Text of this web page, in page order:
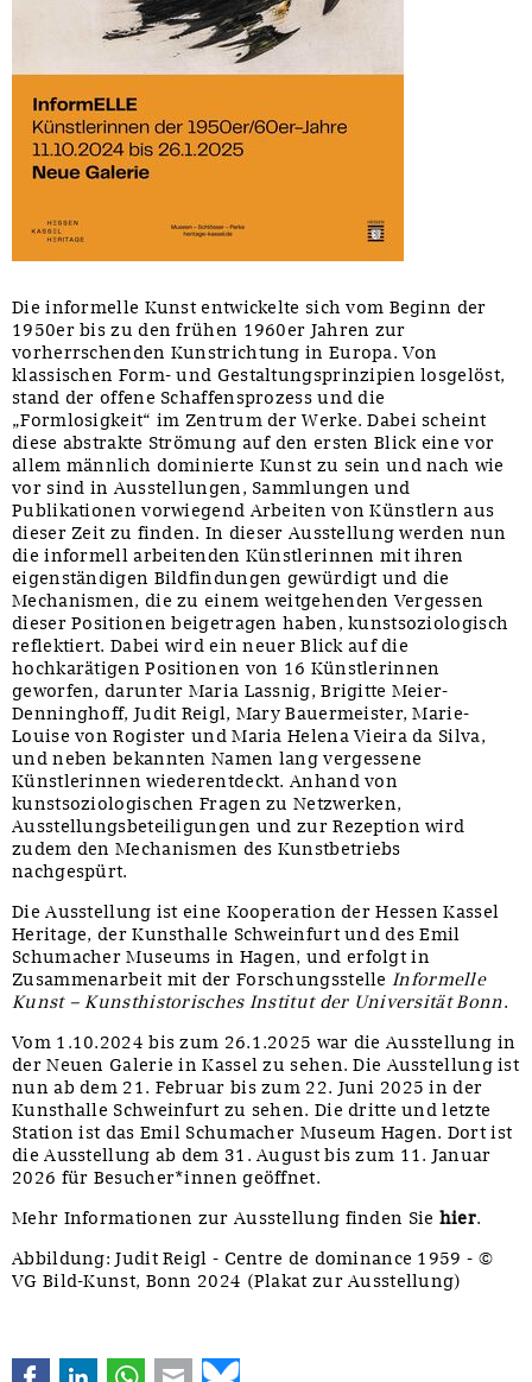
Die informelle Kunst entwickelte sich vom Beginn der
1950er bis zu den frühen 1960er Jahren zur
vorherrschenden Kunstrichtung in Europa. Von
klassischen Form- und Gestaltungsprinzipien losgelöst,
stand der offene Schaffensprozess und die
„Formlosigkeit“ im Zentrum der Werke. Dabei scheint
diese abstrakte Strömung auf den ersten Blick eine vor
allem männlich dominierte Kunst zu sein und nach wie
vor sind in Ausstellungen, Sammlungen und
Publikationen vorwiegend Arbeiten von Künstlern aus
dieser Zeit zu finden. In dieser Ausstellung werden nun
die informell arbeitenden Künstlerinnen mit ihren
eigenständigen Bildfindungen gewürdigt und die
Mechanismen, die zu einem weitgehenden Vergessen
dieser Positionen beigetragen haben, kunstsoziologisch
reflektiert. Dabei wird ein neuer Blick auf die
hochkarätigen Positionen von 16 Künstlerinnen
geworfen, darunter Maria Lassnig, Brigitte Meier-
Denninghoff, Judit Reigl, Mary Bauermeister, Marie-
Louise von Rogister und Maria Helena Vieira da Silva,
und neben bekannten Namen lang vergessene
Künstlerinnen wiederentdeckt. Anhand von
kunstsoziologischen Fragen zu Netzwerken,
Ausstellungsbeteiligungen und zur Rezeption wird
zudem den Mechanismen des Kunstbetriebs
nachgespürt.
Die Ausstellung ist eine Kooperation der Hessen Kassel
Heritage, der Kunsthalle Schweinfurt und des Emil
Schumacher Museums in Hagen, und erfolgt in
Zusammenarbeit mit der Forschungsstelle Informelle
Kunst ‒ Kunsthistorisches Institut der Universität Bonn.
Vom 1.10.2024 bis zum 26.1.2025 war die Ausstellung in
der Neuen Galerie in Kassel zu sehen. Die Ausstellung ist
nun ab dem 21. Februar bis zum 22. Juni 2025 in der
Kunsthalle Schweinfurt zu sehen. Die dritte und letzte
Station ist das Emil Schumacher Museum Hagen. Dort ist
die Ausstellung ab dem 31. August bis zum 11. Januar
2026 für Besucher*innen geöffnet.
Mehr Informationen zur Ausstellung finden Sie hier.
Abbildung: Judit Reigl - Centre de dominance 1959 - ©
VG Bild-Kunst, Bonn 2024 (Plakat zur Ausstellung)
FacebookLinkedInWhatsApp
E-mail